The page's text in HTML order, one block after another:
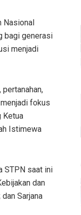
Nasional
bagi generasi
menjadi
fokus
Ketua
Istimewa
STPN saat ini
dan
Sarjana